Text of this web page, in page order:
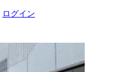
ログイン